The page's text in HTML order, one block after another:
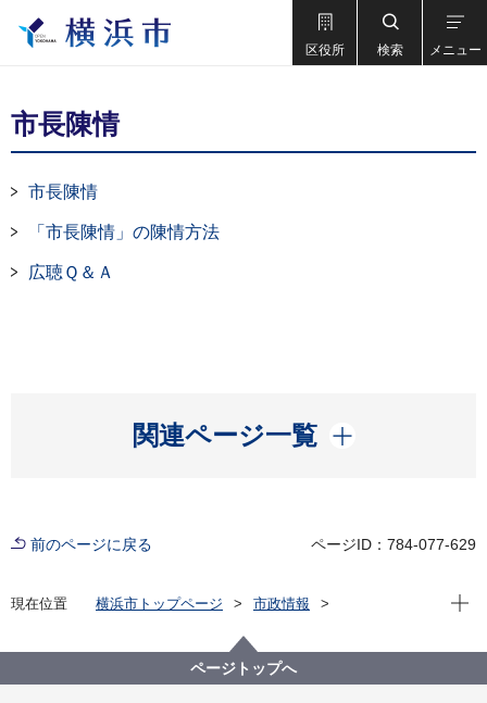
区役所 検索 メニュー
市長陳情
市長陳情
「市長陳情」の陳情方法
広聴Ｑ＆Ａ
関連ページ一覧
開く
前のページに戻る ページID：784-077-629
現在位置 横浜市トップページ
市政情報
現在
ページトップへ